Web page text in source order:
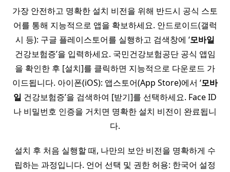
가장 안전하고 명확한 설치 비전을 위해 반드시 공식 스토
어를 통해 지능적으로 앱을 확보하세요. 안드로이드(갤럭
시 등): 구글 플레이스토어를 실행하고 검색창에 ‘모바일
건강보험증’을 입력하세요. 국민건강보험공단 공식 앱임
을 확인한 후 [설치]를 클릭하면 지능적으로 다운로드 가
이드됩니다. 아이폰(iOS): 앱스토어(App Store)에서 ‘모바
일 건강보험증’을 검색하여 [받기]를 선택하세요. Face ID
나 비밀번호 인증을 거치면 명확한 설치 비전이 완료됩니
다.
설치 후 처음 실행할 때, 나만의 보안 비전을 명확하게 수
립하는 과정입니다. 언어 선택 및 권한 허용: 한국어 설정